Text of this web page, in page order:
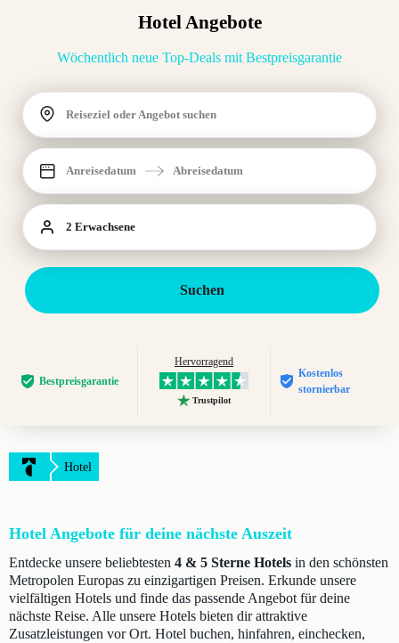
Hotel Angebote
Wöchentlich neue Top-Deals mit Bestpreisgarantie
Reiseziel oder Angebot suchen
Anreisedatum Abreisedatum
2 Erwachsene
Suchen
Bestpreis­garantie
Hervorragend
Trustpilot
Kostenlos
stornierbar
Hotel
Hotel Angebote für deine nächste Auszeit
Entdecke unsere beliebtesten 4 & 5 Sterne Hotels in den schönsten
Metropolen Europas zu einzigartigen Preisen. Erkunde unsere
vielfältigen Hotels und finde das passende Angebot für deine
nächste Reise. Alle unsere Hotels bieten dir attraktive
Zusatzleistungen vor Ort. Hotel buchen, hinfahren, einchecken,